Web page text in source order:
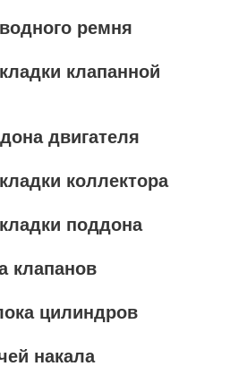
ремня
клапанной
двигателя
коллектора
поддона
клапанов
цилиндров
накала